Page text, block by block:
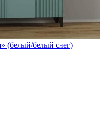
(белый/белый снег)